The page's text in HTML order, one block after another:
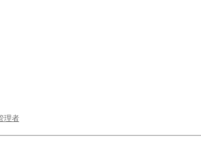
理者